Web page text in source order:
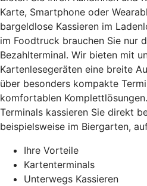
Karte, Smartphone oder
bargeldlose Kassieren im
im Foodtruck brauchen Sie nur
Bezahlterminal. Wir bieten mit
Kartenlesegeräten eine breite
über besonders kompakte
komfortablen
Terminals kassieren Sie direkt
beispielsweise im Biergarten,
Ihre Vorteile
Kartenterminals
Unterwegs Kassieren